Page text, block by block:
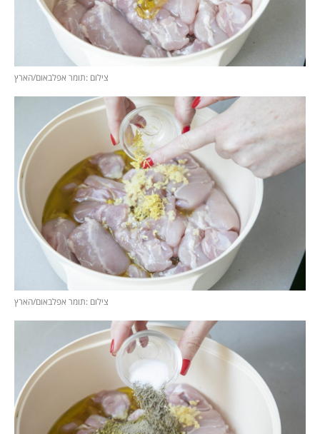
צילום :תומר אפלבאום/הארץ
צילום :תומר אפלבאום/הארץ